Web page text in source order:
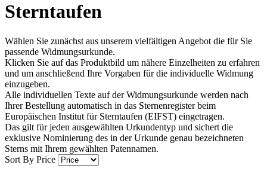
Sterntaufen
Wählen Sie zunächst aus unserem vielfältigen Angebot die für Sie
passende Widmungsurkunde.
Klicken Sie auf das Produktbild um nähere Einzelheiten zu erfahren
und um anschließend Ihre Vorgaben für die individuelle Widmung
einzugeben.
Alle individuellen Texte auf der Widmungsurkunde werden nach
Ihrer Bestellung automatisch in das Sternenregister beim
Europäischen Institut für Sterntaufen (EIFST) eingetragen.
Das gilt für jeden ausgewählten Urkundentyp und sichert die
exklusive Nominierung des in der Urkunde genau bezeichneten
Sterns mit Ihrem gewählten Patennamen.
Sort By Price